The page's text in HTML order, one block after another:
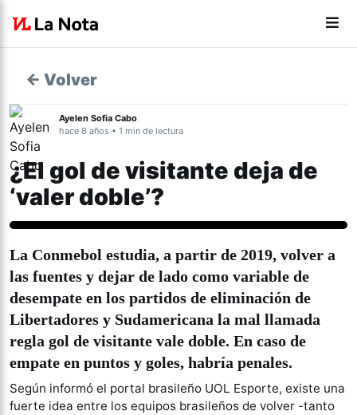
← Volver
Ayelen Sofia Cabo
hace 8 años • 1 min de lectura
¿El gol de visitante deja de
‘valer doble’?
La Conmebol estudia, a partir de 2019, volver a
las fuentes y dejar de lado como variable de
desempate en los partidos de eliminación de
Libertadores y Sudamericana la mal llamada
regla gol de visitante vale doble. En caso de
empate en puntos y goles, habría penales.
Según informó el portal brasileño UOL Esporte, existe una
fuerte idea entre los equipos brasileños de volver -tanto